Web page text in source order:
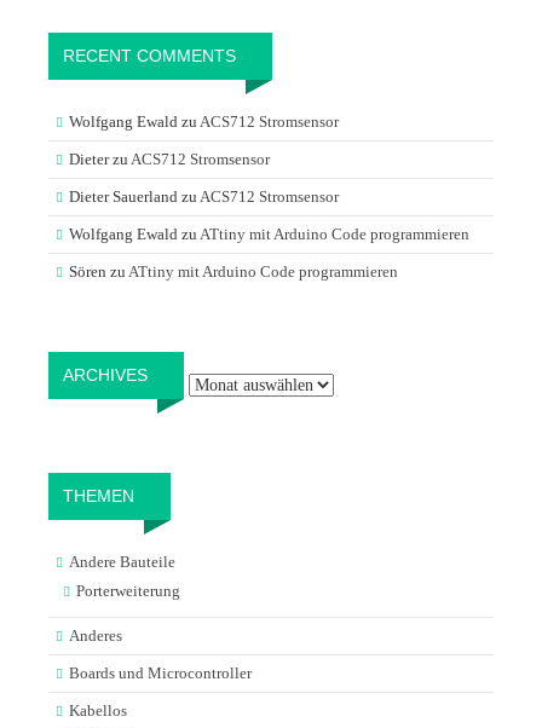
RECENT COMMENTS
Wolfgang Ewald zu ACS712 Stromsensor
Dieterzu ACS712 Stromsensor
Dieter Sauerland zu ACS712 Stromsensor
Wolfgang Ewald zu ATtiny mit Arduino Code programmieren
Sören zu ATtiny mit Arduino Code programmieren
ARCHIVES
THEMEN
Andere Bauteile
Porterweiterung
Anderes
Boards und Microcontroller
Kabellos